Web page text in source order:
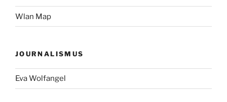
Wlan Map
JOURNALISMUS
Eva Wolfangel